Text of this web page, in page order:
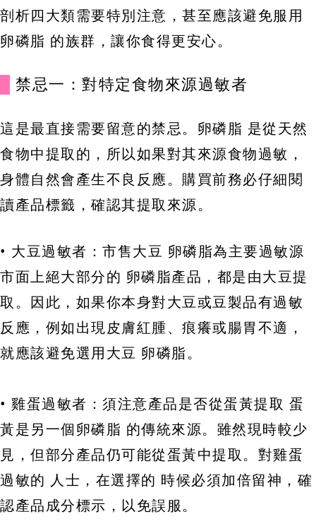
剖析四大類需要特別注意，甚至應該避免服用
卵磷脂 的族群，讓你食得更安心。
禁忌一：對特定食物來源過敏者
這是最直接需要留意的禁忌。卵磷脂 是從天然
食物中提取的，所以如果對其來源食物過敏，
身體自然會產生不良反應。購買前務必仔細閱
讀產品標籤，確認其提取來源。
• 大豆過敏者：市售大豆 卵磷脂為主要過敏源
市面上絕大部分的 卵磷脂產品，都是由大豆提
取。因此，如果你本身對大豆或豆製品有過敏
反應，例如出現皮膚紅腫、痕癢或腸胃不適，
就應該避免選用大豆 卵磷脂。
• 雞蛋過敏者：須注意產品是否從蛋黃提取 蛋
黃是另一個卵磷脂 的傳統來源。雖然現時較少
見，但部分產品仍可能從蛋黃中提取。對雞蛋
過敏的 人士，在選擇的 時候必須加倍留神，確
認產品成分標示，以免誤服。